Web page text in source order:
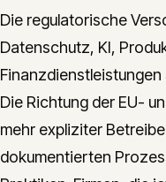
Die regulatorische
Datenschutz, KI,
Die Richtung der EU-
mehr expliziter
dokumentierten